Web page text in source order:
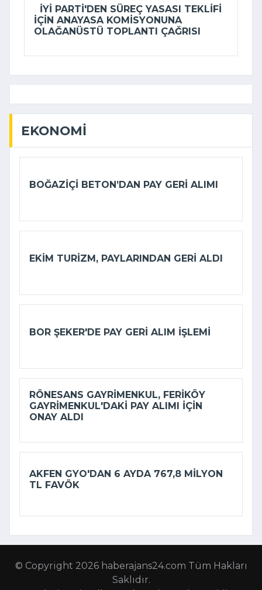
İYİ PARTI'DEN SÜREÇ YASASI TEKLIFI
IÇIN ANAYASA KOMISYONUNA
OLAĞANÜSTÜ TOPLANTI ÇAĞRISI
EKONOMI
BOĞAZIÇI BETON’DAN PAY GERI ALIMI
EKIM TURIZM, PAYLARINDAN GERI ALDI
BOR ŞEKER'DE PAY GERI ALIM IŞLEMI
RÖNESANS GAYRIMENKUL, FERIKÖY
GAYRIMENKUL'DAKI PAY ALIMI IÇIN
ONAY ALDI
AKFEN GYO'DAN 6 AYDA 767,8 MILYON
TL FAVÖK
© Copyright 2026 haberajans24.com Tüm Hakları
Saklıdır.